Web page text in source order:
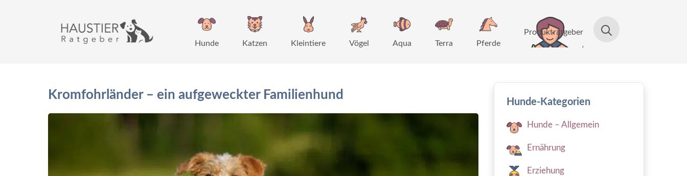
Hunde Katzen Kleintiere Vögel Aqua Terra Pferde
Produktratgeber
Kromfohrländer – ein aufgeweckter Familienhund
Hunde-Kategorien
Hunde – Allgemein
Ernährung
Erziehung